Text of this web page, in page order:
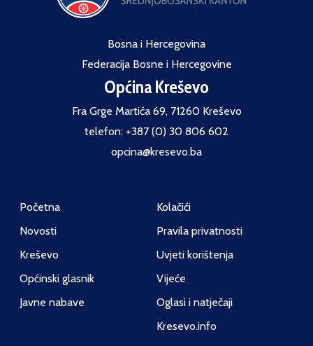
Bosna i Hercegovina
Federacija Bosne i Hercegovine
Općina Kreševo
Fra Grge Martića 69, 71260 Kreševo
telefon: +387 (0) 30 806 602
opcina@kresevo.ba
Početna
Novosti
Kreševo
Općinski glasnik
Javne nabave
Kolačići
Pravila privatnosti
Uvjeti korištenja
Vijeće
Oglasi i natječaji
Kresevo.info